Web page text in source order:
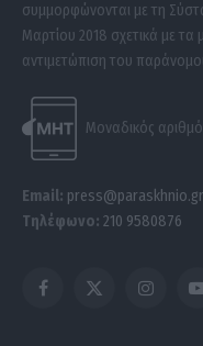
συμμορφώνονται με τη
Μαρτίου 2018 σχετικά με τα
αντιμετώπιση του
Μοναδικός
Email: press@paraskhnio.gr
Τηλέφωνο: 210 9580876
Facebook
X